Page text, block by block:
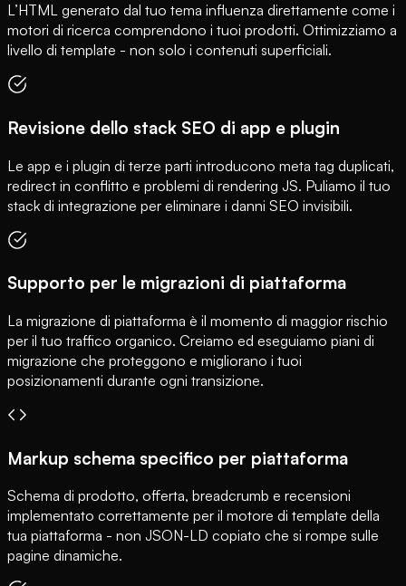
L’HTML generato dal tuo tema influenza direttamente come i
motori di ricerca comprendono i tuoi prodotti. Ottimizziamo a
livello di template - non solo i contenuti superficiali.
Revisione dello stack SEO di app e plugin
Le app e i plugin di terze parti introducono meta tag duplicati,
redirect in conflitto e problemi di rendering JS. Puliamo il tuo
stack di integrazione per eliminare i danni SEO invisibili.
Supporto per le migrazioni di piattaforma
La migrazione di piattaforma è il momento di maggior rischio
per il tuo traffico organico. Creiamo ed eseguiamo piani di
migrazione che proteggono e migliorano i tuoi
posizionamenti durante ogni transizione.
Markup schema specifico per piattaforma
Schema di prodotto, offerta, breadcrumb e recensioni
implementato correttamente per il motore di template della
tua piattaforma - non JSON-LD copiato che si rompe sulle
pagine dinamiche.